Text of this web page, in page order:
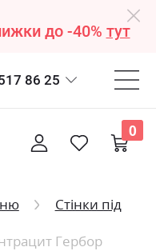
до -40% тут
86 25
0
Стінки під
Гербор